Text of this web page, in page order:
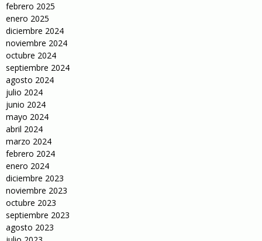
febrero 2025
enero 2025
diciembre 2024
noviembre 2024
octubre 2024
septiembre 2024
agosto 2024
julio 2024
junio 2024
mayo 2024
abril 2024
marzo 2024
febrero 2024
enero 2024
diciembre 2023
noviembre 2023
octubre 2023
septiembre 2023
agosto 2023